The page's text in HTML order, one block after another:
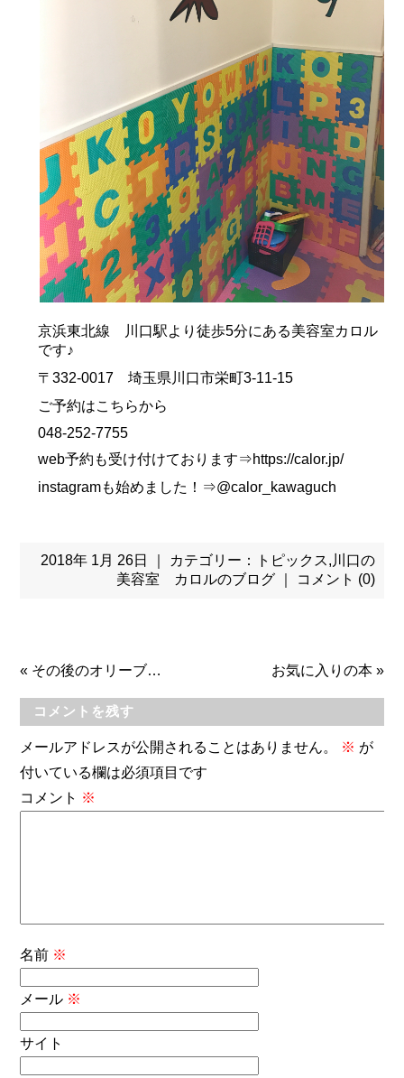
京浜東北線 川口駅より徒歩5分にある美容室カロル
です♪
〒332-0017 埼玉県川口市栄町3-11-15
ご予約はこちらから
048-252-7755
web予約も受け付けております⇒https://calor.jp/
instagramも始めました！⇒@calor_kawaguch
2018年 1月 26日 ｜ カテゴリー： トピックス, 川口の
美容室 カロルのブログ｜ コメント (0)
« その後のオリーブ… お気に入りの本»
コメントを残す
メールアドレスが公開されることはありません。 ※ が
付いている欄は必須項目です
コメント ※
名前 ※
メール ※
サイト